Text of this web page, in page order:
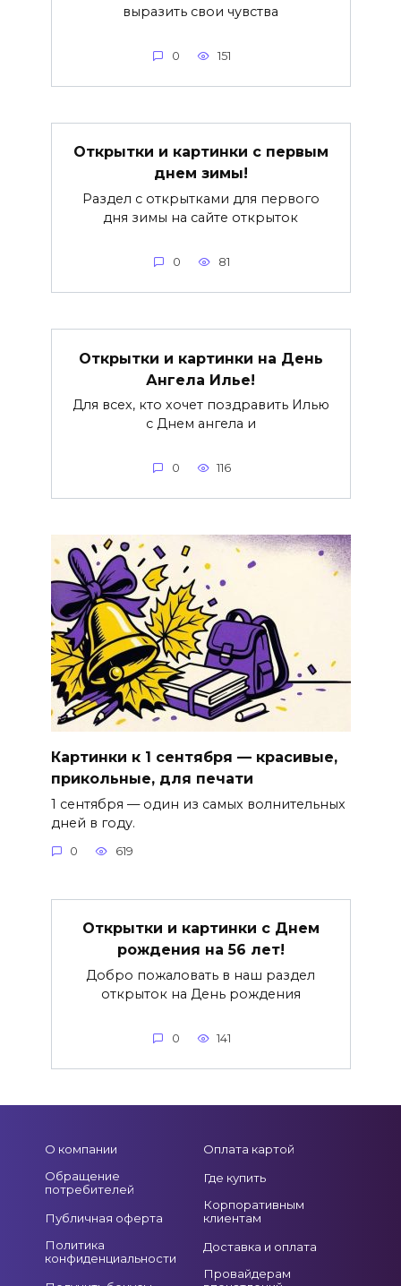
выразить свои чувства
0 151
Открытки и картинки с первым
днем зимы!
Раздел с открытками для первого
дня зимы на сайте открыток
0 81
Открытки и картинки на День
Ангела Илье!
Для всех, кто хочет поздравить Илью
с Днем ангела и
0 116
Картинки к 1 сентября — красивые,
прикольные, для печати
1 сентября — один из самых волнительных
дней в году.
0 619
Открытки и картинки с Днем
рождения на 56 лет!
Добро пожаловать в наш раздел
открыток на День рождения
0 141
О компании
Обращение
потребителей
Публичная оферта
Политика
конфиденциальности
Оплата картой
Где купить
Корпоративным
клиентам
Доставка и оплата
Провайдерам